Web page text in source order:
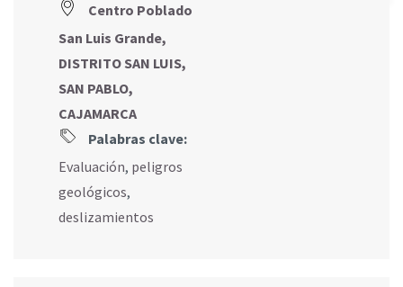
Centro Poblado
San Luis Grande,
DISTRITO SAN LUIS,
SAN PABLO,
CAJAMARCA
Palabras clave:
Evaluación, peligros
geológicos,
deslizamientos